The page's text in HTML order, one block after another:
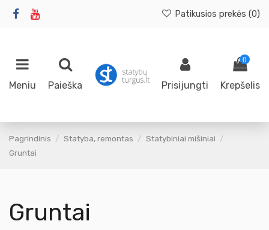
Patikusios prekės (0)
Meniu Paieška Prisijungti
0
Krepšelis
Pagrindinis Statyba, remontas
Statybiniai mišiniai
Gruntai
Gruntai